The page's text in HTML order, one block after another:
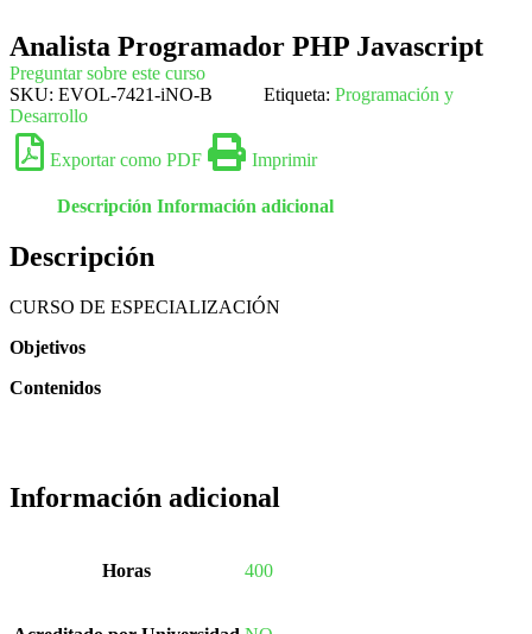
Analista Programador PHP Javascript
Preguntar sobre este curso
SKU: EVOL-7421-iNO-B Etiqueta: Programación y
Desarrollo
Exportar como PDF Imprimir
Descripción Información adicional
Descripción
CURSO DE ESPECIALIZACIÓN
Objetivos
Contenidos
Información adicional
Horas 400